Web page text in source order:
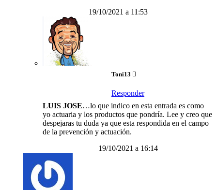
19/10/2021 a 11:53
Toni13
Responder
LUIS JOSE…lo que indico en esta entrada es como
yo actuaria y los productos que pondría. Lee y creo que
despejaras tu duda ya que esta respondida en el campo
de la prevención y actuación.
19/10/2021 a 16:14